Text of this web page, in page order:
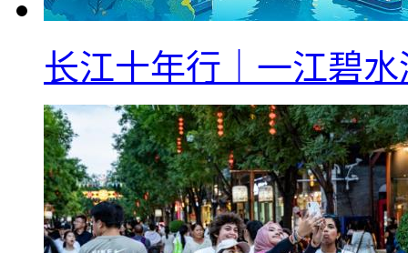
长江十年行｜一江碧